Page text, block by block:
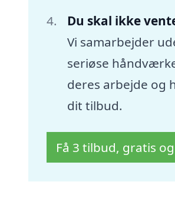
Du skal ikke
Vi samarbejder
seriøse
deres arbejde og
dit tilbud.
Få 3 tilbud, gratis